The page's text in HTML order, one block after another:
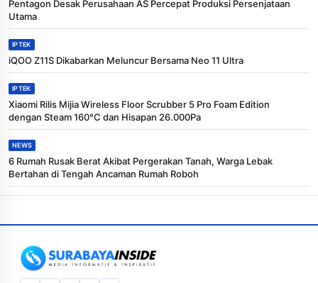
Pentagon Desak Perusahaan AS Percepat Produksi Persenjataan
Utama
IPTEK
iQOO Z11S Dikabarkan Meluncur Bersama Neo 11 Ultra
IPTEK
Xiaomi Rilis Mijia Wireless Floor Scrubber 5 Pro Foam Edition
dengan Steam 160°C dan Hisapan 26.000Pa
NEWS
6 Rumah Rusak Berat Akibat Pergerakan Tanah, Warga Lebak
Bertahan di Tengah Ancaman Rumah Roboh